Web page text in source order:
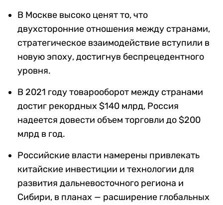
В Москве высоко ценят то, что
двухсторонние отношения между странами,
стратегическое взаимодействие вступили в
новую эпоху, достигнув беспрецедентного
уровня.
В 2021 году товарооборот между странами
достиг рекордных $140 млрд, Россия
надеется довести объем торговли до $200
млрд в год.
Российские власти намерены привлекать
китайские инвестиции и технологии для
развития дальневосточного региона и
Сибири, в планах — расширение глобальных